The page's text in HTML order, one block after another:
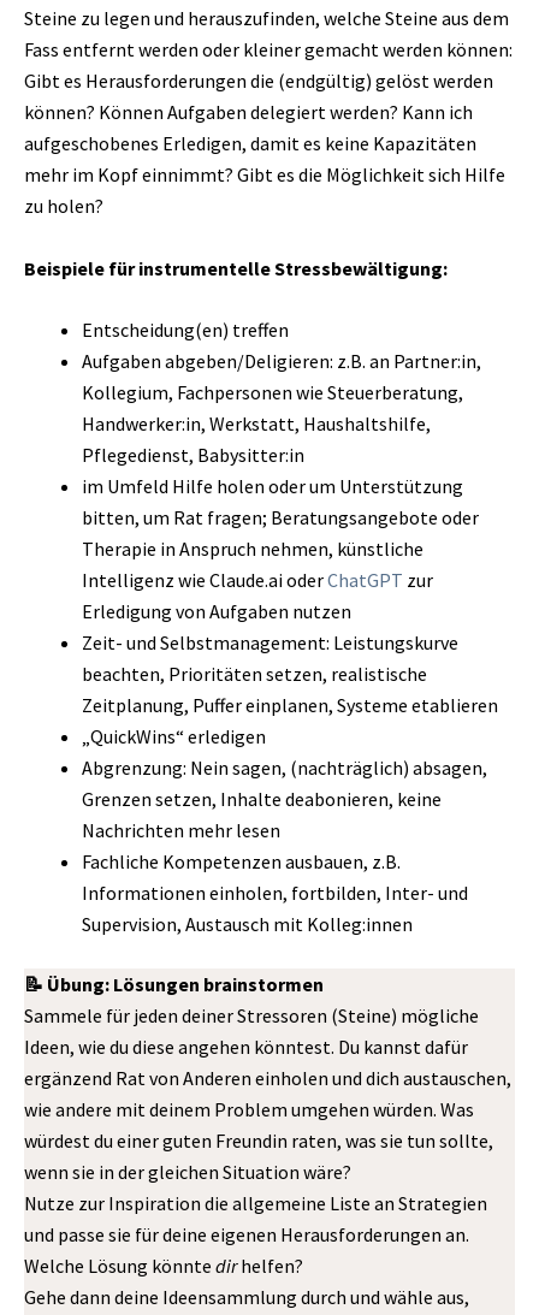
Steine zu legen und herauszufinden, welche Steine aus dem
Fass entfernt werden oder kleiner gemacht werden können:
Gibt es Herausforderungen die (endgültig) gelöst werden
können? Können Aufgaben delegiert werden? Kann ich
aufgeschobenes Erledigen, damit es keine Kapazitäten
mehr im Kopf einnimmt? Gibt es die Möglichkeit sich Hilfe
zu holen?
Beispiele für instrumentelle Stressbewältigung:
Entscheidung(en) treffen
Aufgaben abgeben/Deligieren: z.B. an Partner:in,
Kollegium, Fachpersonen wie Steuerberatung,
Handwerker:in, Werkstatt, Haushaltshilfe,
Pflegedienst, Babysitter:in
im Umfeld Hilfe holen oder um Unterstützung
bitten, um Rat fragen; Beratungsangebote oder
Therapie in Anspruch nehmen, künstliche
Intelligenz wie Claude.ai oderChatGPT zur
Erledigung von Aufgaben nutzen
Zeit- und Selbstmanagement: Leistungskurve
beachten, Prioritäten setzen, realistische
Zeitplanung, Puffer einplanen, Systeme etablieren
„QuickWins“ erledigen
Abgrenzung: Nein sagen, (nachträglich) absagen,
Grenzen setzen, Inhalte deabonieren, keine
Nachrichten mehr lesen
Fachliche Kompetenzen ausbauen, z.B.
Informationen einholen, fortbilden, Inter- und
Supervision, Austausch mit Kolleg:innen
📝 Übung: Lösungen brainstormen
Sammele für jeden deiner Stressoren (Steine) mögliche
Ideen, wie du diese angehen könntest. Du kannst dafür
ergänzend Rat von Anderen einholen und dich austauschen,
wie andere mit deinem Problem umgehen würden. Was
würdest du einer guten Freundin raten, was sie tun sollte,
wenn sie in der gleichen Situation wäre?
Nutze zur Inspiration die allgemeine Liste an Strategien
und passe sie für deine eigenen Herausforderungen an.
Welche Lösung könnte dirhelfen?
Gehe dann deine Ideensammlung durch und wähle aus,